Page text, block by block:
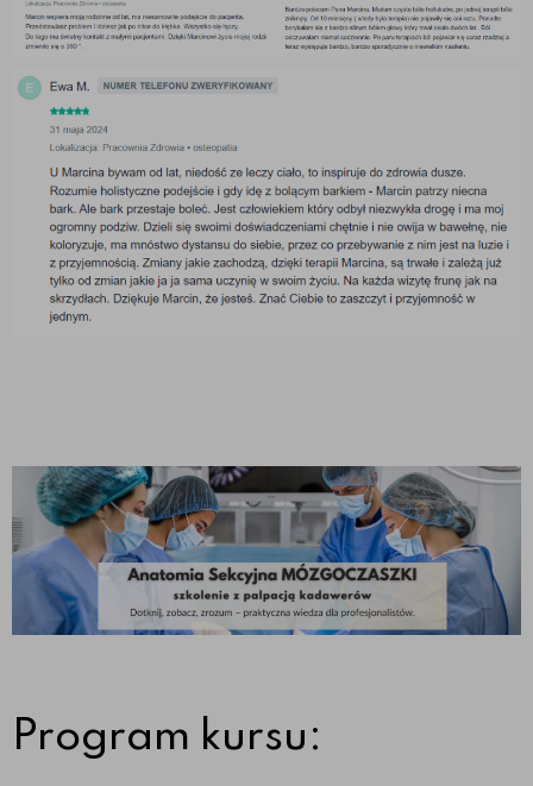
Program kursu: